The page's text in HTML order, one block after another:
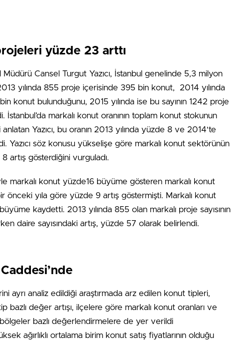
yüzde 23 arttı
Cansel Turgut Yazıcı, İstanbul genelinde 5,3 milyon
yılında 855 proje içerisinde 395 bin konut, 2014 yılında
konut bulunduğunu, 2015 yılında ise bu sayının 1242 proje
İstanbul’da markalı konut oranının toplam konut stokunun
Yazıcı, bu oranın 2013 yılında yüzde 8 ve 2014'te
Yazıcı söz konusu yükselişe göre markalı konut sektörünün
artış gösterdiğini vurguladı.
markalı konut yüzde16 büyüme gösteren markalı konut
önceki yıla göre yüzde 9 artış göstermişti. Markalı konut
kaydetti. 2013 yılında 855 olan markalı proje sayısının
daire sayısındaki artış, yüzde 57 olarak belirlendi.
ayrı analiz edildiği araştırmada arz edilen konut tipleri,
bazlı değer artışı, ilçelere göre markalı konut oranları ve
bölgeler bazlı değerlendirmelere de yer verildi
ağırlıklı ortalama birim konut satış fiyatlarının olduğu